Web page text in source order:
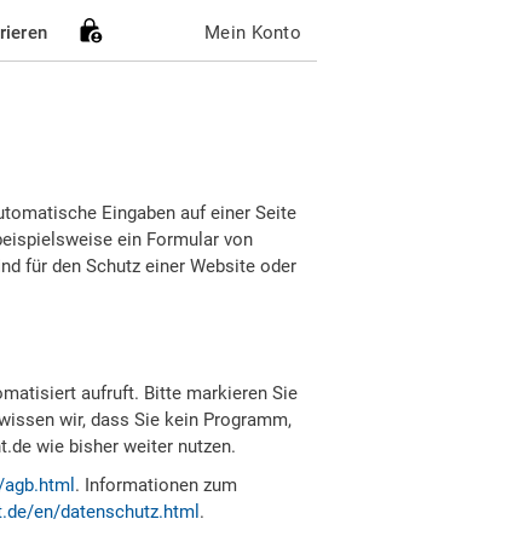
Mein Konto
Eingaben auf einer Seite
ein Formular von
für den Schutz einer Website oder
aufruft. Bitte markieren Sie
wir, dass Sie kein Programm,
wie bisher weiter nutzen.
. Informationen zum
en/datenschutz.html .